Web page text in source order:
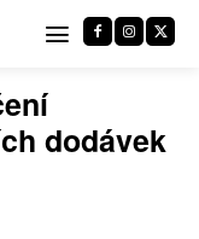
dodávek